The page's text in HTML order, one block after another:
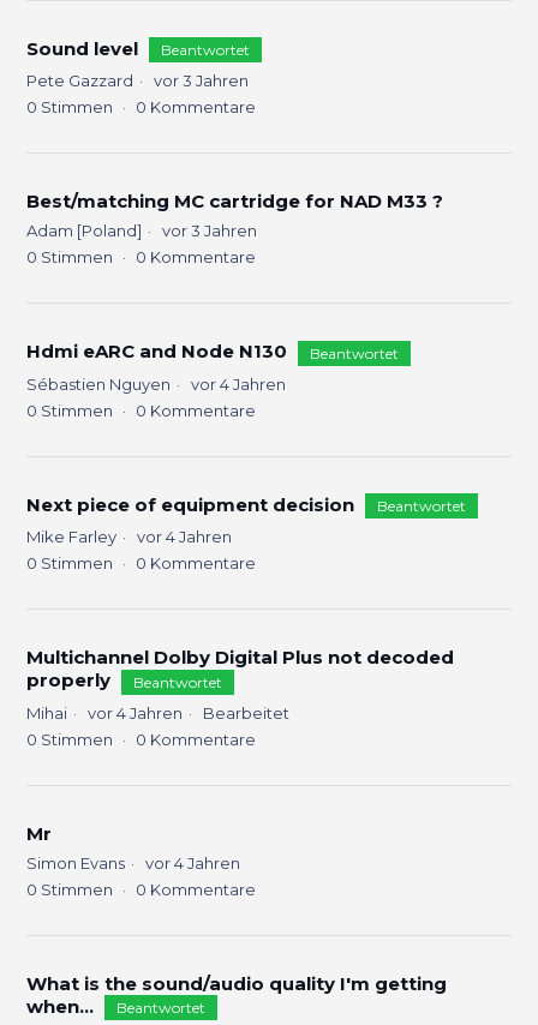
Sound level Beantwortet
Pete Gazzard
vor 3 Jahren
0 Stimmen 0 Kommentare
Best/matching MC cartridge for NAD M33 ?
Adam [Poland]
vor 3 Jahren
0 Stimmen 0 Kommentare
Hdmi eARC and Node N130 Beantwortet
Sébastien Nguyen
vor 4 Jahren
0 Stimmen 0 Kommentare
Next piece of equipment decision Beantwortet
Mike Farley
vor 4 Jahren
0 Stimmen 0 Kommentare
Multichannel Dolby Digital Plus not decoded
properly
Beantwortet
Mihai vor 4 Jahren
Bearbeitet
0 Stimmen 0 Kommentare
Mr
Simon Evans
vor 4 Jahren
0 Stimmen 0 Kommentare
What is the sound/audio quality I'm getting
when...
Beantwortet